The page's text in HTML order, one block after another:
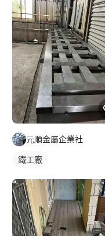
元順金屬企業社
鐵工廠